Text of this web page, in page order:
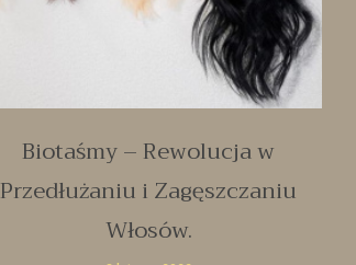
Biotaśmy – Rewolucja w
Przedłużaniu i Zagęszczaniu
Włosów.